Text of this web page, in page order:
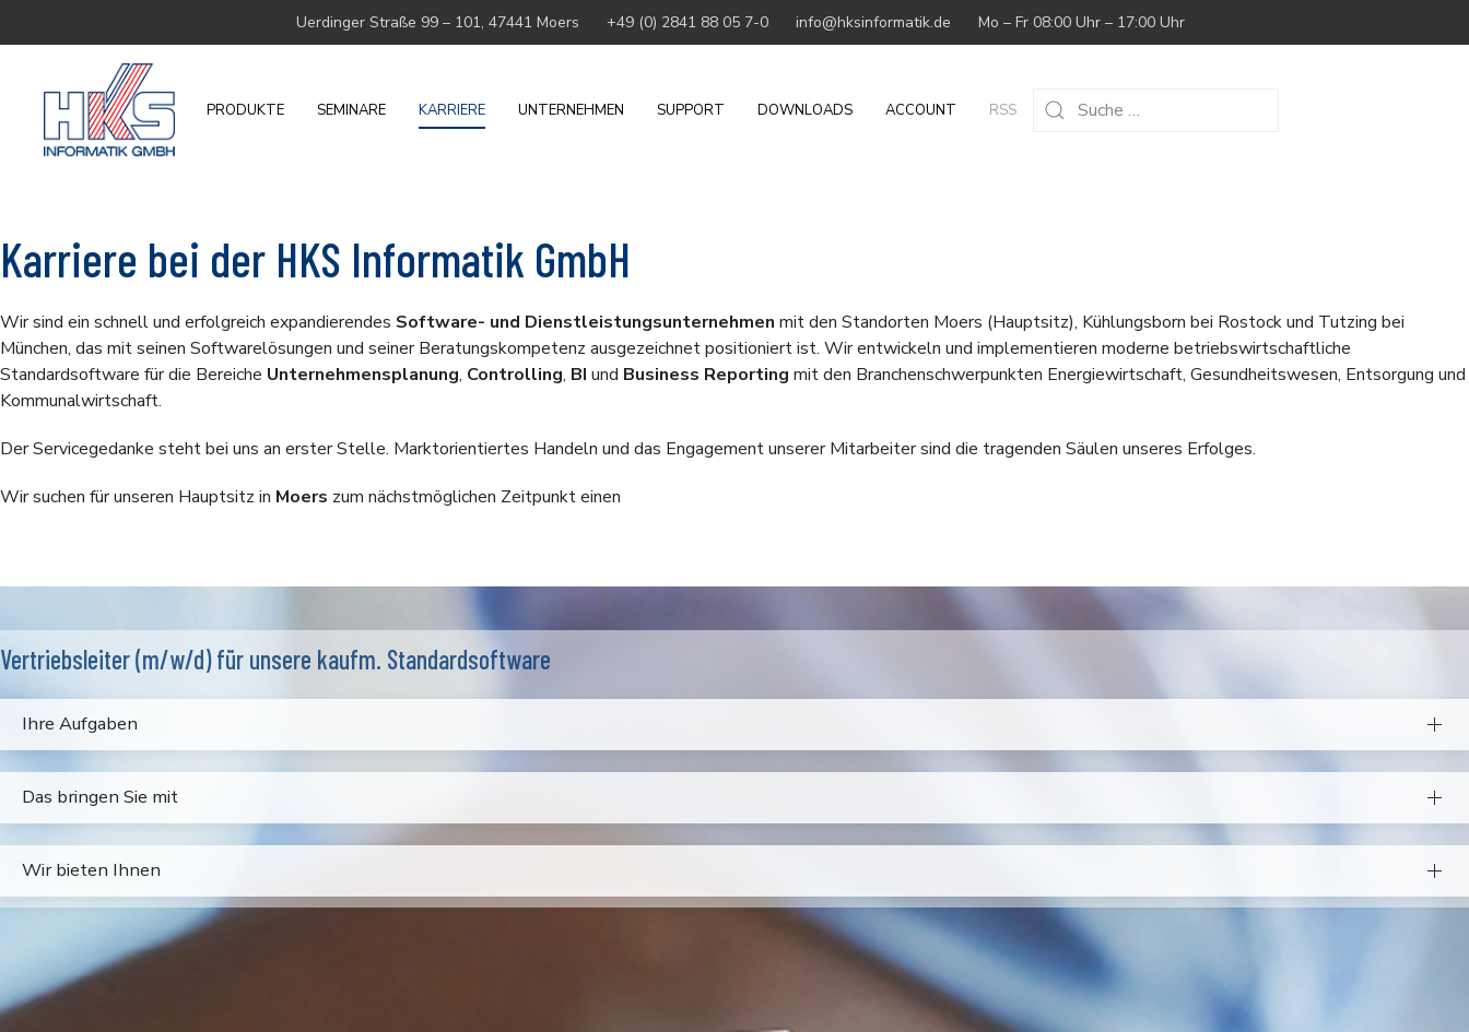
Uerdinger Straße 99 – 101, 47441 Moers +49 (0) 2841 88 05 7-0 info@hksinformatik.de Mo – Fr 08:00 Uhr – 17:00 Uhr
PRODUKTE SEMINARE KARRIERE UNTERNEHMEN SUPPORT DOWNLOADS ACCOUNT RSS
Karriere bei der HKS Informatik GmbH
Wir sind ein schnell und erfolgreich expandierendes Software- und Dienstleistungsunternehmen mit den Standorten Moers (Hauptsitz), Kühlungsborn bei Rostock und Tutzing bei
München, das mit seinen Softwarelösungen und seiner Beratungskompetenz ausgezeichnet positioniert ist. Wir entwickeln und implementieren moderne betriebswirtschaftliche
Standardsoftware für die Bereiche Unternehmensplanung, Controlling, BI und Business Reporting mit den Branchenschwerpunkten Energiewirtschaft, Gesundheitswesen, Entsorgung und
Kommunalwirtschaft.
Der Servicegedanke steht bei uns an erster Stelle. Marktorientiertes Handeln und das Engagement unserer Mitarbeiter sind die tragenden Säulen unseres Erfolges.
Wir suchen für unseren Hauptsitz in Moers zum nächstmöglichen Zeitpunkt einen
Vertriebsleiter (m/w/d) für unsere kaufm. Standardsoftware
Ihre Aufgaben
Das bringen Sie mit
Wir bieten Ihnen